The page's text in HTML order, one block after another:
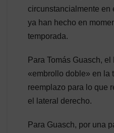
circunstancialmente en
ya han hecho en
temporada.
Para Tomás Guasch,
«embrollo doble» en la
reemplazo para lo que
el lateral derecho.
Para Guasch, por una